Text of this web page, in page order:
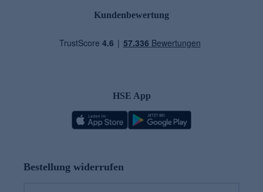
Kundenbewertung
HSE App
Bestellung widerrufen